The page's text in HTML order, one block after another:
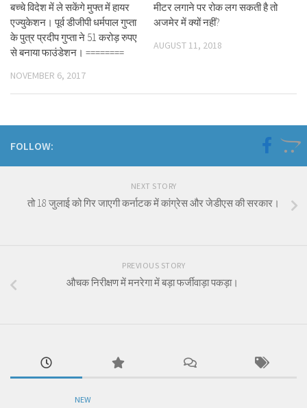
बच्चे विदेश में ले सकेंगे मुफ्त में हायर
एज्युकेशन। पूर्व डीजीपी धर्मपाल गुप्ता
के पुत्र प्रदीप गुप्ता ने 51 करोड़ रुपए
से बनाया फाउंडेशन। ========
NOVEMBER 6, 2017
मीटर लगाने पर रोक लग सकती है तो
अजमेर में क्यों नहीं?
AUGUST 11, 2018
FOLLOW:
NEXT STORY
तो 18 जुलाई को गिर जाएगी कर्नाटक में कांग्रेस और जेडीएस की सरकार।
PREVIOUS STORY
औचक निरीक्षण में मनरेगा में बड़ा फर्जीवाड़ा पकड़ा।
NEW